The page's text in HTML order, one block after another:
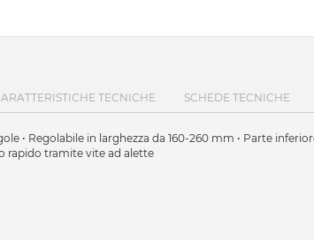
TECNICHE SCHEDE TECNICHE
• Regolabile in larghezza da 160-260 mm • Parte
rapido tramite vite ad alette